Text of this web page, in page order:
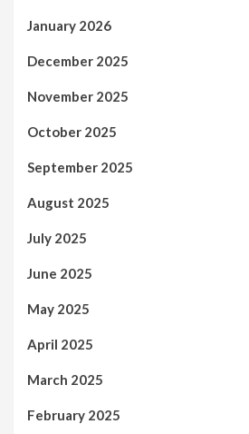
January 2026
December 2025
November 2025
October 2025
September 2025
August 2025
July 2025
June 2025
May 2025
April 2025
March 2025
February 2025